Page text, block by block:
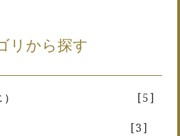
リから探す
[5]
[3]